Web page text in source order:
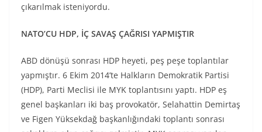
çıkarılmak isteniyordu.
NATO’CU HDP, İÇ SAVAŞ ÇAĞRISI YAPMIŞTIR
ABD dönüşü sonrası HDP heyeti, peş peşe toplantılar
yapmıştır. 6 Ekim 2014’te Halkların Demokratik Partisi
(HDP), Parti Meclisi ile MYK toplantısını yaptı. HDP eş
genel başkanları iki baş provokatör, Selahattin Demirtaş
ve Figen Yüksekdağ başkanlığındaki toplantı sonrası